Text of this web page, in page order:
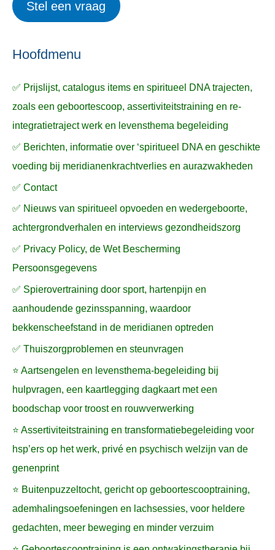
e
n
k
a
r
:
Stel een vraag
Hoofdmenu
✅ Prijslijst, catalogus items en spiritueel DNA trajecten,
zoals een geboortescoop, assertiviteitstraining en re-
integratietraject werk en levensthema begeleiding
✅ Berichten, informatie over ‘spiritueel DNA en geschikte
voeding bij meridianenkrachtverlies en aurazwakheden
✅ Contact
✅ Nieuws van spiritueel opvoeden en wedergeboorte,
achtergrondverhalen en interviews gezondheidszorg
✅ Privacy Policy, de Wet Bescherming
Persoonsgegevens
✅ Spierovertraining door sport, hartenpijn en
aanhoudende gezinsspanning, waardoor
bekkenscheefstand in de meridianen optreden
✅ Thuiszorgproblemen en steunvragen
⭐ Aartsengelen en levensthema-begeleiding bij
hulpvragen, een kaartlegging dagkaart met een
boodschap voor troost en rouwverwerking
⭐ Assertiviteitstraining en transformatiebegeleiding voor
hsp’ers op het werk, privé en psychisch welzijn van de
genenprint
⭐ Buitenpuzzeltocht, gericht op geboortescooptraining,
ademhalingsoefeningen en lachsessies, voor heldere
gedachten, meer beweging en minder verzuim
p
n